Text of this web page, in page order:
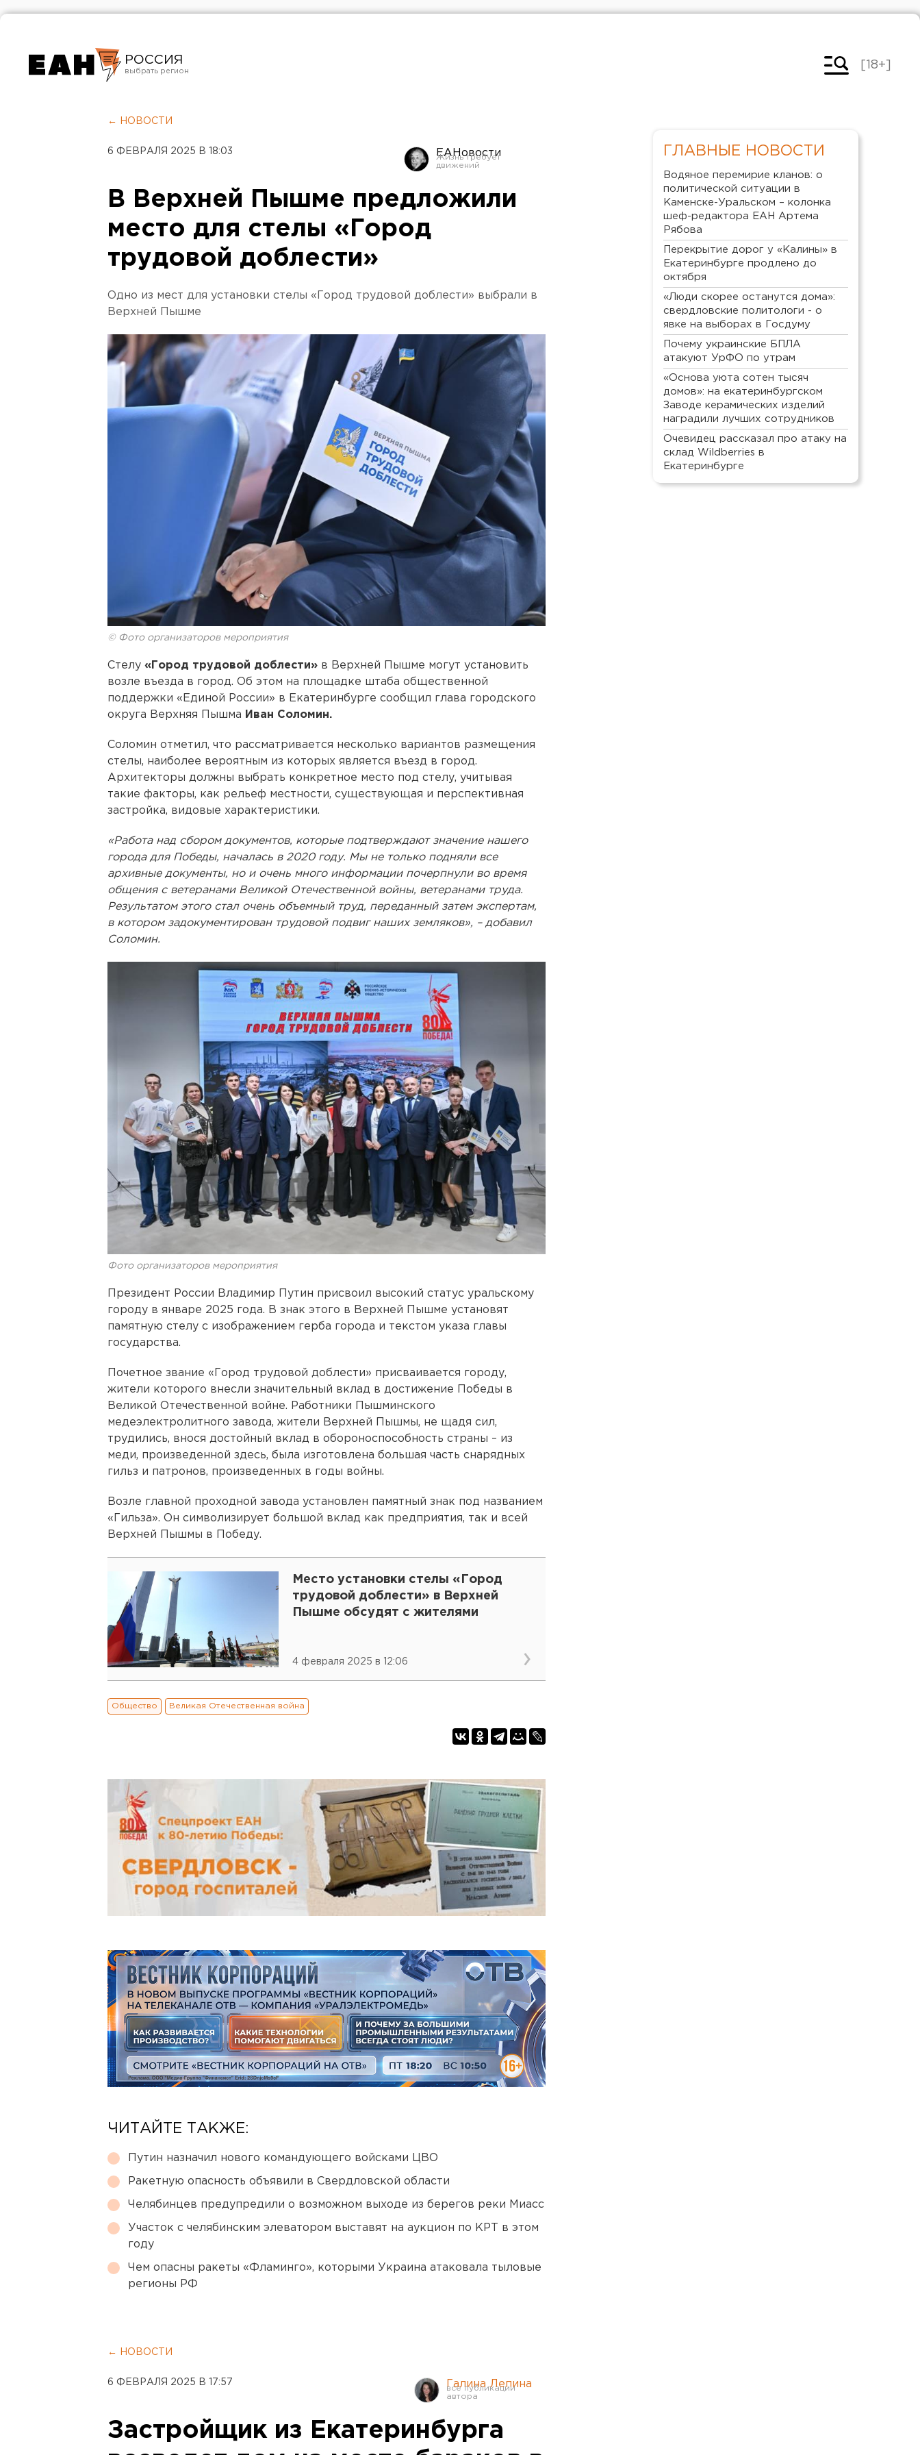
РОССИЯ
Челябинск
[18+]
← НОВОСТИ
6 ФЕВРАЛЯ 2025 В 18:03 ЕАНовости
В Верхней Пышме предложили
место для стелы «Город
трудовой доблести»
Одно из мест для установки стелы «Город трудовой доблести» выбрали в
Верхней Пышме
© Фото организаторов мероприятия
Стелу «Город трудовой доблести» в Верхней Пышме могут установить
возле въезда в город. Об этом на площадке штаба общественной
поддержки «Единой России» в Екатеринбурге сообщил глава городского
округа Верхняя Пышма Иван Соломин.
Соломин отметил, что рассматривается несколько вариантов размещения
стелы, наиболее вероятным из которых является въезд в город.
Архитекторы должны выбрать конкретное место под стелу, учитывая
такие факторы, как рельеф местности, существующая и перспективная
застройка, видовые характеристики.
«Работа над сбором документов, которые подтверждают значение нашего
города для Победы, началась в 2020 году. Мы не только подняли все
архивные документы, но и очень много информации почерпнули во время
общения с ветеранами Великой Отечественной войны, ветеранами труда.
Результатом этого стал очень объемный труд, переданный затем экспертам,
в котором задокументирован трудовой подвиг наших земляков», – добавил
Соломин.
Фото организаторов мероприятия
Президент России Владимир Путин присвоил высокий статус уральскому
городу в январе 2025 года. В знак этого в Верхней Пышме установят
памятную стелу с изображением герба города и текстом указа главы
государства.
Почетное звание «Город трудовой доблести» присваивается городу,
жители которого внесли значительный вклад в достижение Победы в
Великой Отечественной войне. Работники Пышминского
медеэлектролитного завода, жители Верхней Пышмы, не щадя сил,
трудились, внося достойный вклад в обороноспособность страны – из
меди, произведенной здесь, была изготовлена большая часть снарядных
гильз и патронов, произведенных в годы войны.
Возле главной проходной завода установлен памятный знак под названием
«Гильза». Он символизирует большой вклад как предприятия, так и всей
Верхней Пышмы в Победу.
Место установки стелы «Город
трудовой доблести» в Верхней
Пышме обсудят с жителями
4 февраля 2025 в 12:06
Общество Великая Отечественная война
ЧИТАЙТЕ ТАКЖЕ:
Путин назначил нового командующего войсками ЦВО
Ракетную опасность объявили в Свердловской области
Челябинцев предупредили о возможном выходе из берегов реки Миасс
Участок с челябинским элеватором выставят на аукцион по КРТ в этом
году
Чем опасны ракеты «Фламинго», которыми Украина атаковала тыловые
регионы РФ
← НОВОСТИ
6 ФЕВРАЛЯ 2025 В 17:57 Галина Лепина
Застройщик из Екатеринбурга
ГЛАВНЫЕ НОВОСТИ
Водяное перемирие кланов: о
политической ситуации в
Каменске-Уральском – колонка
шеф-редактора ЕАН Артема
Рябова
Перекрытие дорог у «Калины» в
Екатеринбурге продлено до
октября
«Люди скорее останутся дома»:
свердловские политологи - о
явке на выборах в Госдуму
Почему украинские БПЛА
атакуют УрФО по утрам
«Основа уюта сотен тысяч
домов»: на екатеринбургском
Заводе керамических изделий
наградили лучших сотрудников
Очевидец рассказал про атаку на
склад Wildberries в
Екатеринбурге